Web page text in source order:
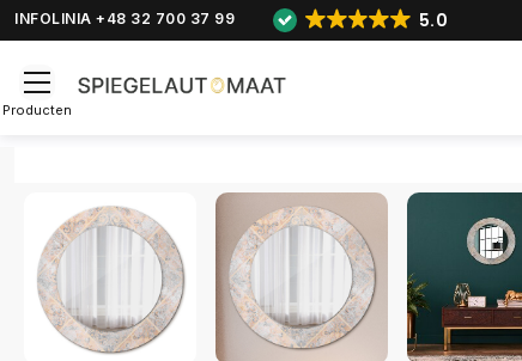
INFOLINIA +48 32 700 37 99 5.0
Producten